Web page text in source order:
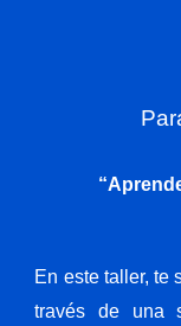
En este taller, te
través de una